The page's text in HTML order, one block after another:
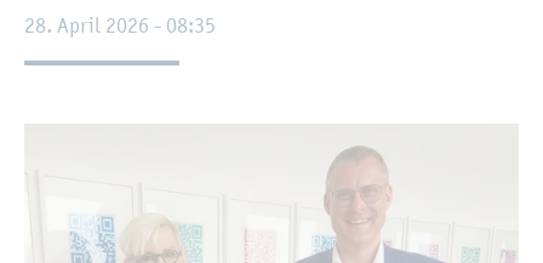
28. April 2026 - 08:35